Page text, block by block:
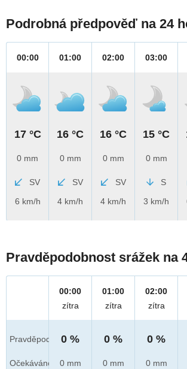
Podrobná předpověď na 24
00:00
17 °C
0 mm
SV
6 km/h
01:00
16 °C
0 mm
SV
4 km/h
02:00
16 °C
0 mm
SV
4 km/h
03:00
15 °C
0 mm
S
3 km/h
Pravděpodobnost srážek na
Pravděpod.
Očekáváno
00:00
zítra
0 %
0 mm
01:00
zítra
0 %
0 mm
02:00
zítra
0 %
0 mm